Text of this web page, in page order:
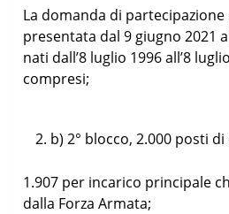
La domanda di
presentata dal 9 giugno 2021
nati dall’8 luglio 1996 all’8
compresi;
b) 2° blocco, 2.000 posti di
1.907 per incarico principale
dalla Forza Armata;